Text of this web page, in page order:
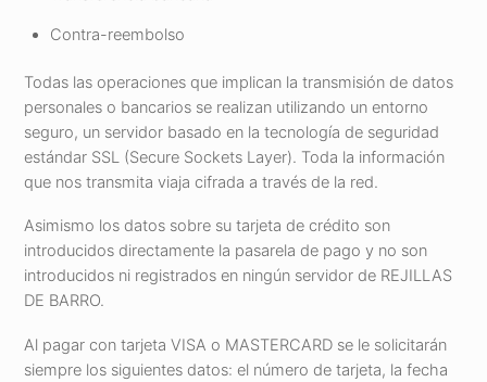
Contra-reembolso
Todas las operaciones que implican la transmisión de datos
personales o bancarios se realizan utilizando un entorno
seguro, un servidor basado en la tecnología de seguridad
estándar SSL (Secure Sockets Layer). Toda la información
que nos transmita viaja cifrada a través de la red.
Asimismo los datos sobre su tarjeta de crédito son
introducidos directamente la pasarela de pago y no son
introducidos ni registrados en ningún servidor de REJILLAS
DE BARRO.
Al pagar con tarjeta VISA o MASTERCARD se le solicitarán
siempre los siguientes datos: el número de tarjeta, la fecha